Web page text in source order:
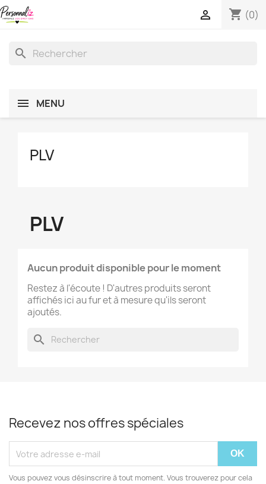
shopping_cart (0)

search
MENU
PLV
PLV
Aucun produit disponible pour le moment
Restez à l'écoute ! D'autres produits seront
affichés ici au fur et à mesure qu'ils seront
ajoutés.
search
Recevez nos offres spéciales
Vous pouvez vous désinscrire à tout moment. Vous trouverez pour cela